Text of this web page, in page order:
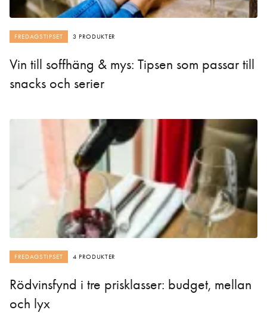
FREDAGSTIPSET 3 PRODUKTER
Vin till soffhäng & mys: Tipsen som passar till
snacks och serier
FREDAGSTIPSET 4 PRODUKTER
Rödvinsfynd i tre prisklasser: budget, mellan
och lyx